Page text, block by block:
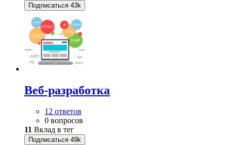
Подписаться 43k
Веб-разработка
12 ответов
0 вопросов
11 Вклад в тег
Подписаться 49k